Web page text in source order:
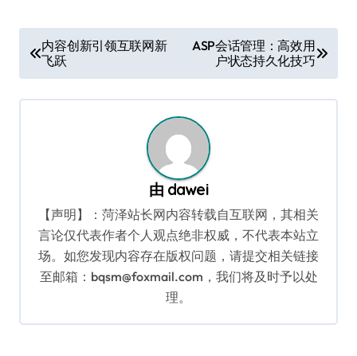
章
导
内容创新引领互联网新
飞跃
ASP会话管理：高效用
户状态持久化技巧
由 dawei
【声明】：菏泽站长网内容转载自互联网，其相关
言论仅代表作者个人观点绝非权威，不代表本站立
场。如您发现内容存在版权问题，请提交相关链接
至邮箱：bqsm@foxmail.com，我们将及时予以处
理。